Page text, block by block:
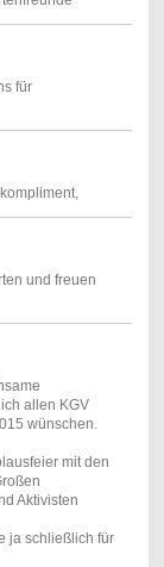
für
und freuen
allen KGV
wünschen.
mit den
Aktivisten
ja schließlich für